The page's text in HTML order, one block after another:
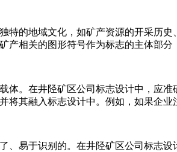
特的地域文化，如矿产资源的开采历
产相关的图形符号作为标志的主体部
体。在井陉矿区公司标志设计中，应
将其融入标志设计中。例如，如果企
、易于识别的。在井陉矿区公司标志